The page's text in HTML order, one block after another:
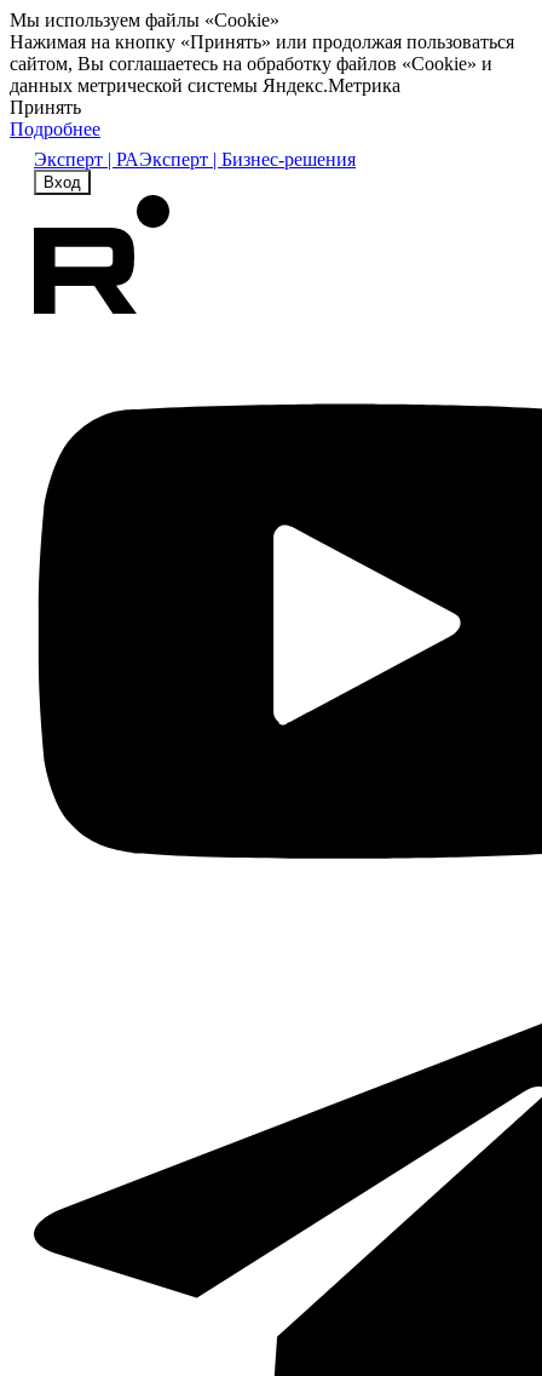
Мы используем файлы «Cookie»
Нажимая на кнопку «Принять» или продолжая пользоваться
сайтом, Вы соглашаетесь на обработку файлов «Cookie» и
данных метрической системы Яндекс.Метрика
Принять
Подробнее
Эксперт | РАЭксперт | Бизнес-решения
Вход